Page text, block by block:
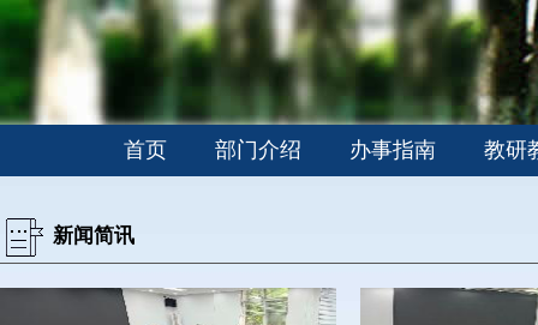
首页 部门介绍 办事指南 教研
新闻简讯